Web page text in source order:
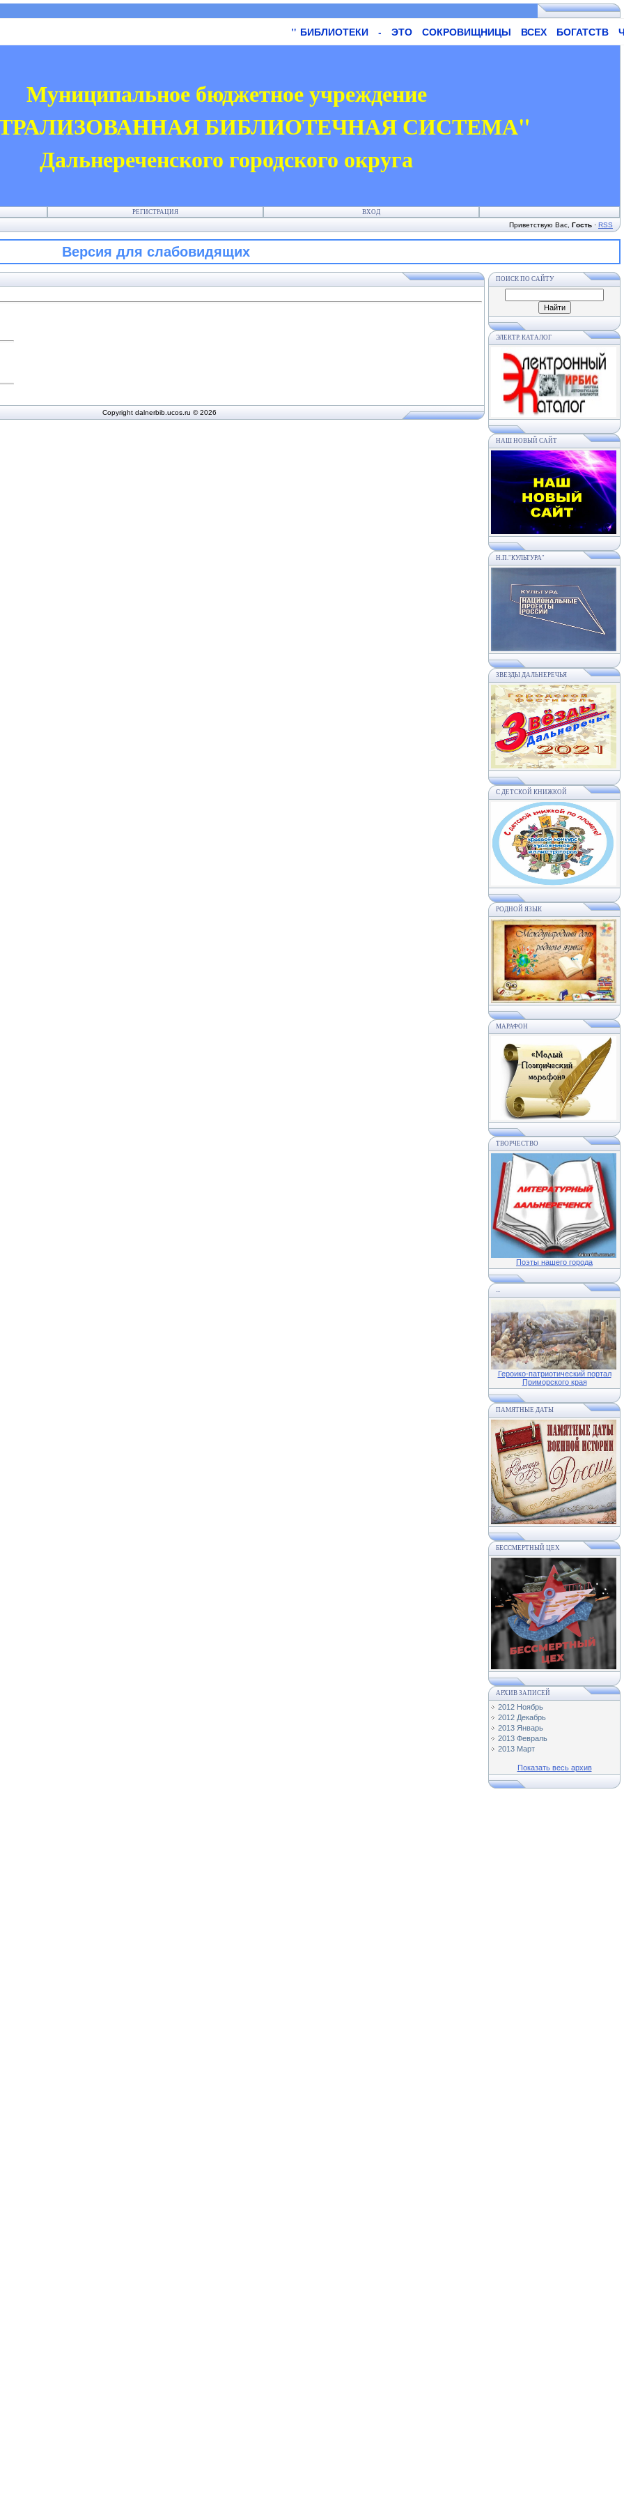
" БИБЛИОТЕКИ - ЭТО СОКРОВИЩНИЦЫ ВСЕХ БОГАТСТВ
Муниципальное бюджетное учреждение
БИБЛИОТЕЧНАЯ СИСТЕМА"
Дальнереченского городского округа
РЕГИСТРАЦИЯ ВХОД
Приветствую Вас Гость · RSS
Версия для слабовидящих
Copyright dalnerbib.ucos.ru © 2026
ПОИСК ПО САЙТУ
ЭЛЕКТР. КАТАЛОГ
НАШ НОВЫЙ САЙТ
Н.П."КУЛЬТУРА"
ЗВЕЗДЫ ДАЛЬНЕРЕЧЬЯ
С ДЕТСКОЙ КНИЖКОЙ
РОДНОЙ ЯЗЫК
МАРАФОН
ТВОРЧЕСТВО
Поэты нашего города
...
Героико-патриотический портал
Приморского края
ПАМЯТНЫЕ ДАТЫ
БЕССМЕРТНЫЙ ЦЕХ
АРХИВ ЗАПИСЕЙ
2012 Ноябрь
2012 Декабрь
2013 Январь
2013 Февраль
2013 Март
Показать весь архив